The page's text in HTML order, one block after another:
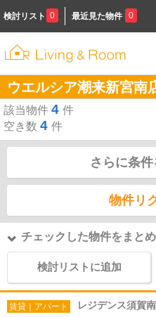
検討リスト 0 最近見た物件 0
ウエルシア潮来新宮南
該当物件 4 件
空き数 4 件
さらに条
物件リ
チェックした物件をまと
検討リストに追加
賃貸｜アパート レジデンス須賀南